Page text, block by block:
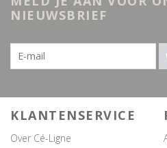
NIEUWSBRIEF
KLANTENSERVICE
Over Cé-Ligne